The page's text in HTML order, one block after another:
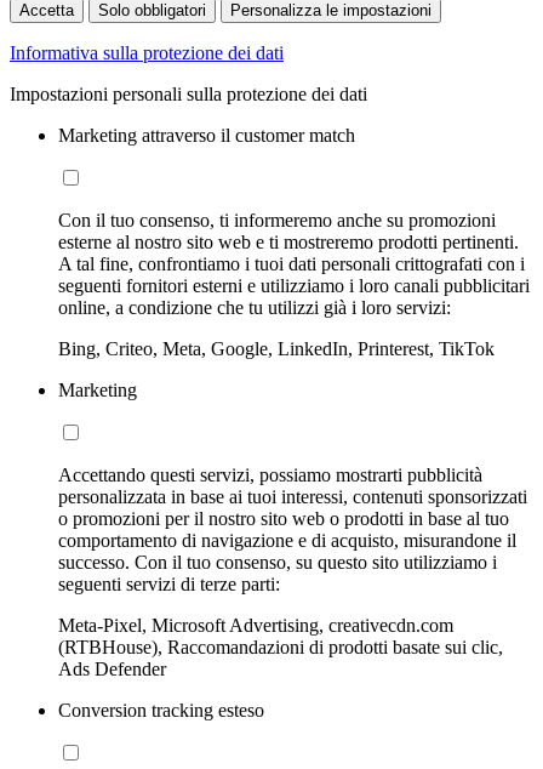
Accetta Solo obbligatori Personalizza le impostazioni
Informativa sulla protezione dei dati
Impostazioni personali sulla protezione dei dati
Marketing attraverso il customer match
Con il tuo consenso, ti informeremo anche su promozioni
esterne al nostro sito web e ti mostreremo prodotti pertinenti.
A tal fine, confrontiamo i tuoi dati personali crittografati con i
seguenti fornitori esterni e utilizziamo i loro canali pubblicitari
online, a condizione che tu utilizzi già i loro servizi:
Bing, Criteo, Meta, Google, LinkedIn, Printerest, TikTok
Marketing
Accettando questi servizi, possiamo mostrarti pubblicità
personalizzata in base ai tuoi interessi, contenuti sponsorizzati
o promozioni per il nostro sito web o prodotti in base al tuo
comportamento di navigazione e di acquisto, misurandone il
successo. Con il tuo consenso, su questo sito utilizziamo i
seguenti servizi di terze parti:
Meta-Pixel, Microsoft Advertising, creativecdn.com
(RTBHouse), Raccomandazioni di prodotti basate sui clic,
Ads Defender
Conversion tracking esteso